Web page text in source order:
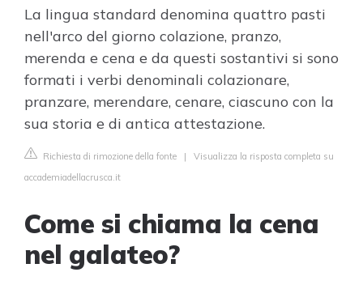
La lingua standard denomina quattro pasti
nell'arco del giorno colazione, pranzo,
merenda e cena e da questi sostantivi si sono
formati i verbi denominali colazionare,
pranzare, merendare, cenare, ciascuno con la
sua storia e di antica attestazione.
Richiesta di rimozione della fonte | Visualizza la risposta completa su
accademiadellacrusca.it
Come si chiama la cena
nel galateo?